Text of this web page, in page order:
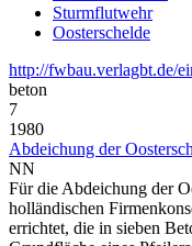
Sturmflutwehr
Oosterschelde
http://fwbau.verlagbt.de/
beton
7
1980
Abdeichung der
NN
Für die Abdeichung der
holländischen
errichtet, die in sieben